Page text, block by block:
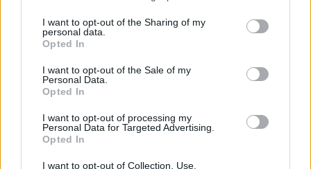
I want to opt-out of the Sharing of my
personal data.
Opted In
I want to opt-out of the Sale of my
Personal Data.
Opted In
I want to opt-out of processing my
Personal Data for Targeted Advertising.
Opted In
I want to opt-out of Collection, Use,
Svar
Maria - 03.12.2019 - 08:38